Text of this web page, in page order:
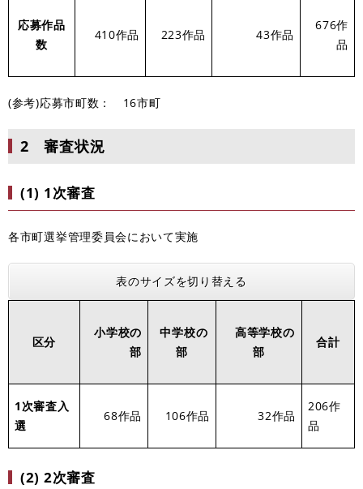
応募作品
数
410作品 223作品 43作品
676作
品
(参考)応募市町数： 16市町
2 審査状況
(1) 1次審査
各市町選挙管理委員会において実施
表のサイズを切り替える
区分
小学校の
部
中学校の
部
高等学校の
部
合計
1次審査入
選
68作品 106作品 32作品
206作
品
(2) 2次審査